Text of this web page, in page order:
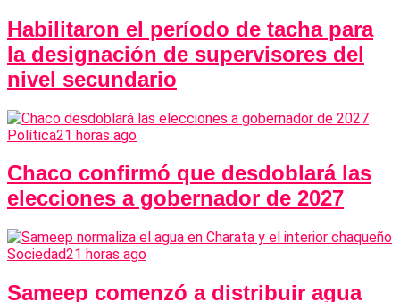
Habilitaron el período de tacha para
la designación de supervisores del
nivel secundario
Política21 horas ago
Chaco confirmó que desdoblará las
elecciones a gobernador de 2027
Sociedad21 horas ago
Sameep comenzó a distribuir agua